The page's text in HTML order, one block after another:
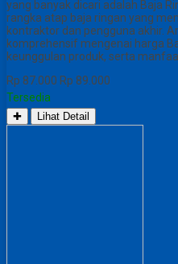
yang banyak dicari adalah Baja
rangka atap baja ringan yang
kontraktor dan pengguna akhir.
komprehensif mengenai harga
keunggulan produk, serta
Rp 87.000 Rp 89.000
Tersedia
✚ Lihat Detail